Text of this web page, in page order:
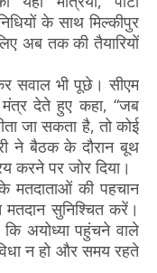
के साथ मिल्कीपुर
अब तक की तैयारियों
सवाल भी पूछे। सीएम
मंत्र देते हुए कहा, “जब
जा सकता है, तो कोई
ने बैठक के दौरान बूथ
करने पर जोर दिया।
मतदाताओं की पहचान
सुनिश्चित करें।
कि अयोध्या पहुंचने वाले
न हो और समय रहते